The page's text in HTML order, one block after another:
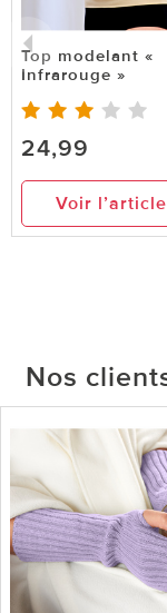
Top modelant «
Infrarouge »
24,99
Voir l’article
Nos